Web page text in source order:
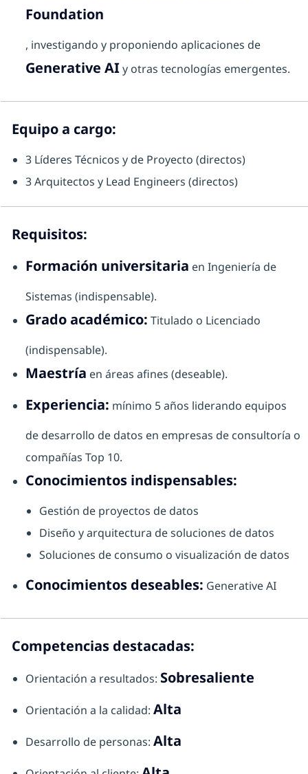
Foundation
, investigando y proponiendo aplicaciones de
Generative AIy otras tecnologías emergentes.
Equipo a cargo:
3 Líderes Técnicos y de Proyecto (directos)
3 Arquitectos y Lead Engineers (directos)
Requisitos:
Formación universitaria en Ingeniería de
Sistemas (indispensable).
Grado académico: Titulado o Licenciado
(indispensable).
Maestría en áreas afines (deseable).
Experiencia: mínimo 5 años liderando equipos
de desarrollo de datos en empresas de consultoría o
compañías Top 10.
Conocimientos indispensables:
Gestión de proyectos de datos
Diseño y arquitectura de soluciones de datos
Soluciones de consumo o visualización de datos
Conocimientos deseables: Generative AI
Competencias destacadas:
Orientación a resultados: Sobresaliente
Orientación a la calidad: Alta
Desarrollo de personas: Alta